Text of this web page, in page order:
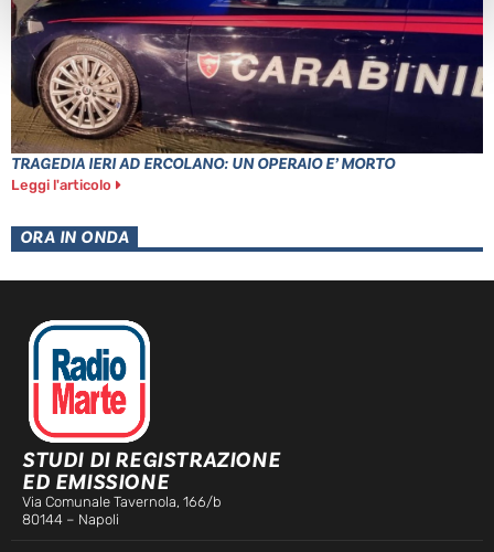
TRAGEDIA IERI AD ERCOLANO: UN OPERAIO E’ MORTO
Leggi l'articolo
ORA IN ONDA
STUDI DI REGISTRAZIONE
ED EMISSIONE
Via Comunale Tavernola, 166/b
80144 – Napoli